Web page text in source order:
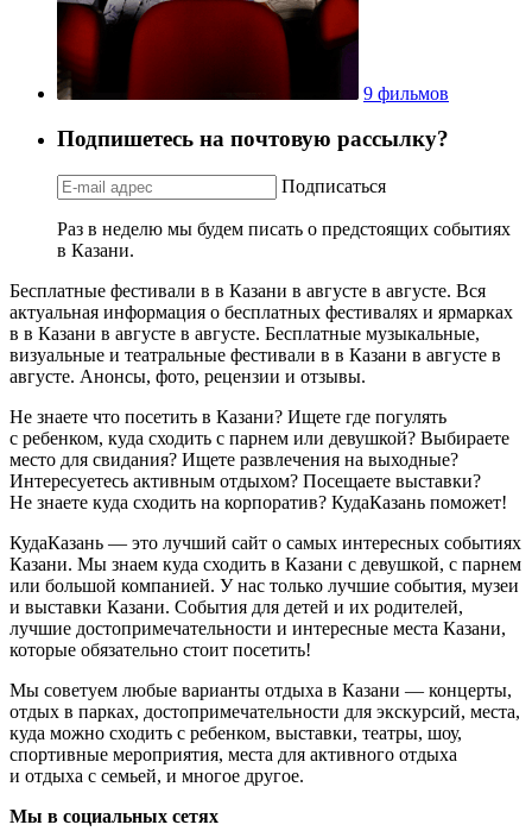
9 фильмов
Подпишетесь на почтовую рассылку?
Подписаться
Раз в неделю мы будем писать о предстоящих событиях
в Казани.
Бесплатные фестивали в в Казани в августе в августе. Вся
актуальная информация о бесплатных фестивалях и ярмарках
в в Казани в августе в августе. Бесплатные музыкальные,
визуальные и театральные фестивали в в Казани в августе в
августе. Анонсы, фото, рецензии и отзывы.
Не знаете что посетить в Казани? Ищете где погулять
с ребенком, куда сходить с парнем или девушкой? Выбираете
место для свидания? Ищете развлечения на выходные?
Интересуетесь активным отдыхом? Посещаете выставки?
Не знаете куда сходить на корпоратив? КудаКазань поможет!
КудаКазань — это лучший сайт о самых интересных событиях
Казани. Мы знаем куда сходить в Казани с девушкой, с парнем
или большой компанией. У нас только лучшие события, музеи
и выставки Казани. События для детей и их родителей,
лучшие достопримечательности и интересные места Казани,
которые обязательно стоит посетить!
Мы советуем любые варианты отдыха в Казани — концерты,
отдых в парках, достопримечательности для экскурсий, места,
куда можно сходить с ребенком, выставки, театры, шоу,
спортивные мероприятия, места для активного отдыха
и отдыха с семьей, и многое другое.
Мы в социальных сетях